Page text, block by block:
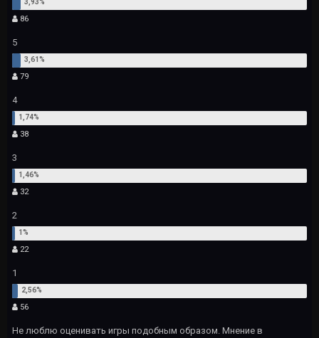
86
5
79
4
38
3
32
2
22
1
56
Не люблю оценивать игры подобным образом. Мнение в